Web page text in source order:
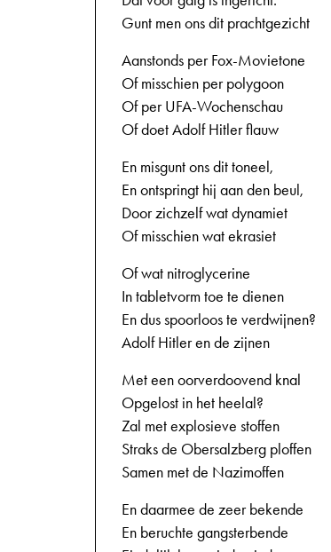
Gunt men ons dit prachtgezicht
Aanstonds per Fox-Movietone
Of misschien per polygoon
Of per UFA-Wochenschau
Of doet Adolf Hitler flauw
En misgunt ons dit toneel,
En ontspringt hij aan den beul,
Door zichzelf wat dynamiet
Of misschien wat ekrasiet
Of wat nitroglycerine
In tabletvorm toe te dienen
En dus spoorloos te verdwijnen?
Adolf Hitler en de zijnen
Met een oorverdoovend knal
Opgelost in het heelal?
Zal met explosieve stoffen
Straks de Obersalzberg ploffen
Samen met de Nazimoffen
En daarmee de zeer bekende
En beruchte gangsterbende